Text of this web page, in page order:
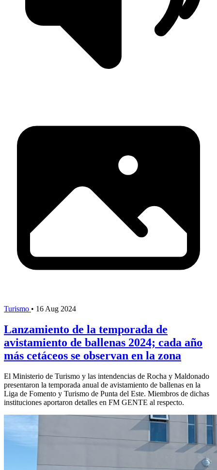
Turismo • 16 Aug 2024
Lanzamiento de la temporada de
avistamiento de ballenas 2024; cada año
más cetáceos se observan en la zona
El Ministerio de Turismo y las intendencias de Rocha y Maldonado
presentaron la temporada anual de avistamiento de ballenas en la
Liga de Fomento y Turismo de Punta del Este. Miembros de dichas
instituciones aportaron detalles en FM GENTE al respecto.